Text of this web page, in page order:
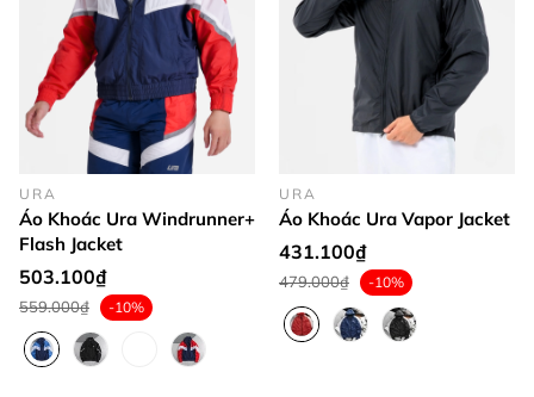
URA
Áo Khoác Ura Windrunner+
Flash Jacket
503.100₫
559.000₫ -10%
URA
Áo Khoác Ura Vapor Jacket
431.100₫
479.000₫ -10%